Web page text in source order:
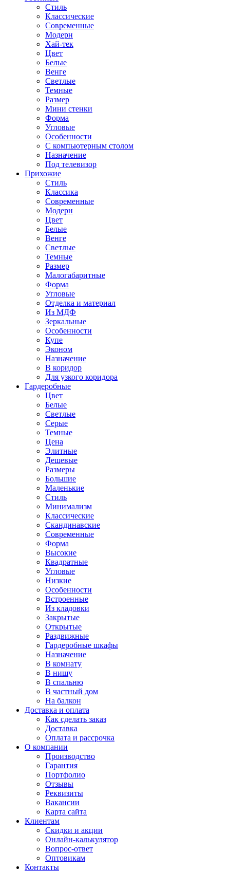
Стиль
Классические
Современные
Модерн
Хай-тек
Цвет
Белые
Венге
Светлые
Темные
Размер
Мини стенки
Форма
Угловые
Особенности
С компьютерным столом
Назначение
Под телевизор
Прихожие
Стиль
Классика
Современные
Модерн
Цвет
Белые
Венге
Светлые
Темные
Размер
Малогабаритные
Форма
Угловые
Отделка и материал
Из МДФ
Зеркальные
Особенности
Купе
Эконом
Назначение
В коридор
Для узкого коридора
Гардеробные
Цвет
Белые
Светлые
Серые
Темные
Цена
Элитные
Дешевые
Размеры
Большие
Маленькие
Стиль
Минимализм
Классические
Скандинавские
Современные
Форма
Высокие
Квадратные
Угловые
Низкие
Особенности
Встроенные
Из кладовки
Закрытые
Открытые
Раздвижные
Гардеробные шкафы
Назначение
В комнату
В нишу
В спальню
В частный дом
На балкон
Доставка и оплата
Как сделать заказ
Доставка
Оплата и рассрочка
О компании
Производство
Гарантия
Портфолио
Отзывы
Реквизиты
Вакансии
Карта сайта
Клиентам
Скидки и акции
Онлайн-калькулятор
Вопрос-ответ
Оптовикам
Контакты